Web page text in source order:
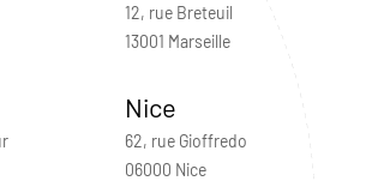
12, rue Breteuil
13001 Marseille
Nice
62, rue Gioffredo
06000 Nice